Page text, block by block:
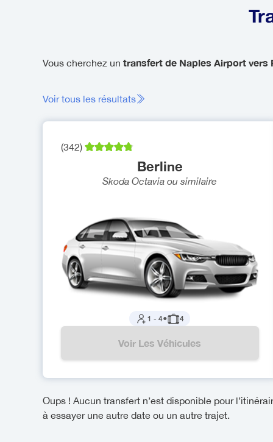
Vous cherchez un transfert de Naples Airport vers
Voir tous les résultats
(342)
Berline
Skoda Octavia ou similaire
1 -4● 4
Voir Les Véhicules
Oups ! Aucun transfert n’est disponible pour
à essayer une autre date ou un autre trajet.